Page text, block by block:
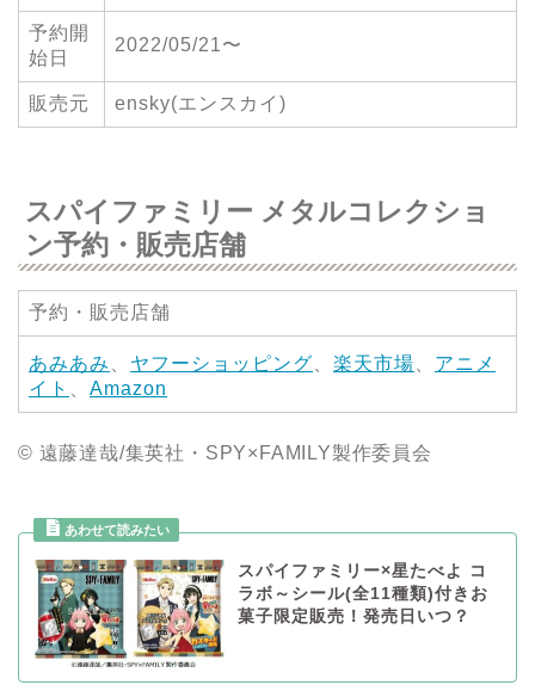
予約開
始日
2022/05/21〜
販売元 ensky(エンスカイ)
スパイファミリー メタルコレクショ
ン予約・販売店舗
予約・販売店舗
あみあみ ヤフーショッピング 楽天市場
アニメ
イト
Amazon
© 遠藤達哉/集英社・SPY×FAMILY製作委員会
スパイファミリー×星たべよ コ
ラボ～シール(全11種類)付きお
菓子限定販売！発売日いつ？